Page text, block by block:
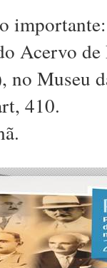
importante:
Acervo
Museu
410.